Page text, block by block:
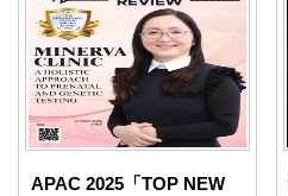
APAC 2025「TOP NEW